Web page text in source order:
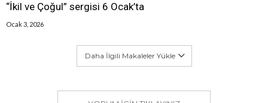
“İkil ve Çoğul” sergisi 6 Ocak’ta
Ocak 3, 2026
Daha İlgili Makaleler Yükle